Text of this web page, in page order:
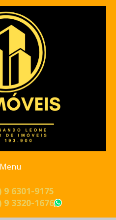
Menu
9 6301-9175
9 3320-1676